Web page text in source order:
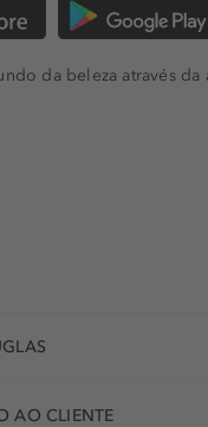
da beleza através da
AO CLIENTE